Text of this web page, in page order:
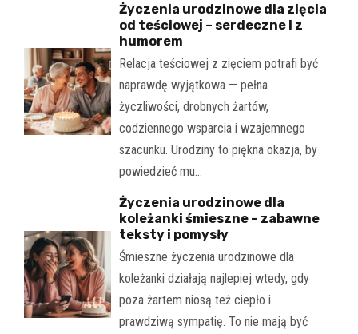
Życzenia urodzinowe dla zięcia
od teściowej – serdeczne i z
humorem
Relacja teściowej z zięciem potrafi być
naprawdę wyjątkowa — pełna
życzliwości, drobnych żartów,
codziennego wsparcia i wzajemnego
szacunku. Urodziny to piękna okazja, by
powiedzieć mu…
Życzenia urodzinowe dla
koleżanki śmieszne – zabawne
teksty i pomysły
Śmieszne życzenia urodzinowe dla
koleżanki działają najlepiej wtedy, gdy
poza żartem niosą też ciepło i
prawdziwą sympatię. To nie mają być